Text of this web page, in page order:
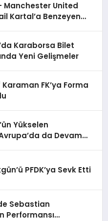
Manchester United
Kartal’a Benzeyen
Karaborsa Bilet
Yeni Gelişmeler
FK’ya Forma
Yükselen
da Devam
PFDK’ya Sevk Etti
Sebastian
Performansı